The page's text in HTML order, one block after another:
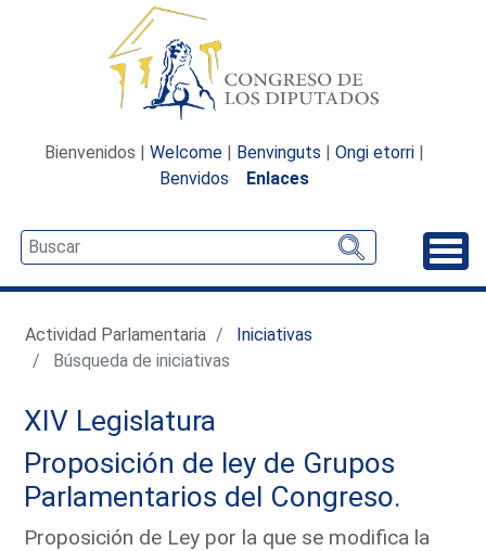
Bienvenidos | Welcome | Benvinguts | Ongi etorri |
Benvidos
Enlaces
Actividad Parlamentaria
Iniciativas
Búsqueda de iniciativas
XIV Legislatura
Proposición de ley de Grupos
Parlamentarios del Congreso.
Proposición de Ley por la que se modifica la